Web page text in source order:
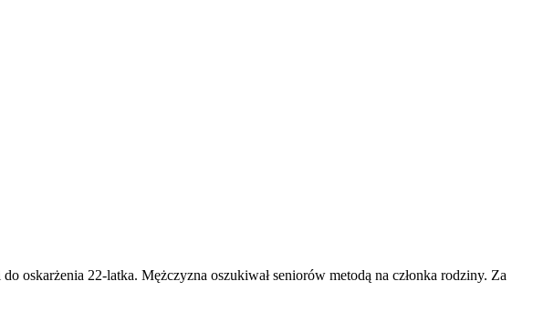
oskarżenia 22-latka. Mężczyzna oszukiwał seniorów metodą na członka rodziny. Za